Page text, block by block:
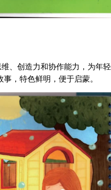
、创造力和协作能力，为年轻
，特色鲜明，便于启蒙。